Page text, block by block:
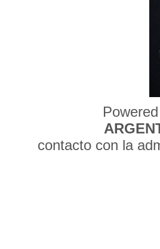
contacto con la